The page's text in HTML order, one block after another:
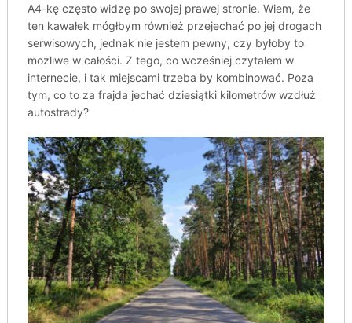
A4-kę często widzę po swojej prawej stronie. Wiem, że
ten kawałek mógłbym również przejechać po jej drogach
serwisowych, jednak nie jestem pewny, czy byłoby to
możliwe w całości. Z tego, co wcześniej czytałem w
internecie, i tak miejscami trzeba by kombinować. Poza
tym, co to za frajda jechać dziesiątki kilometrów wzdłuż
autostrady?